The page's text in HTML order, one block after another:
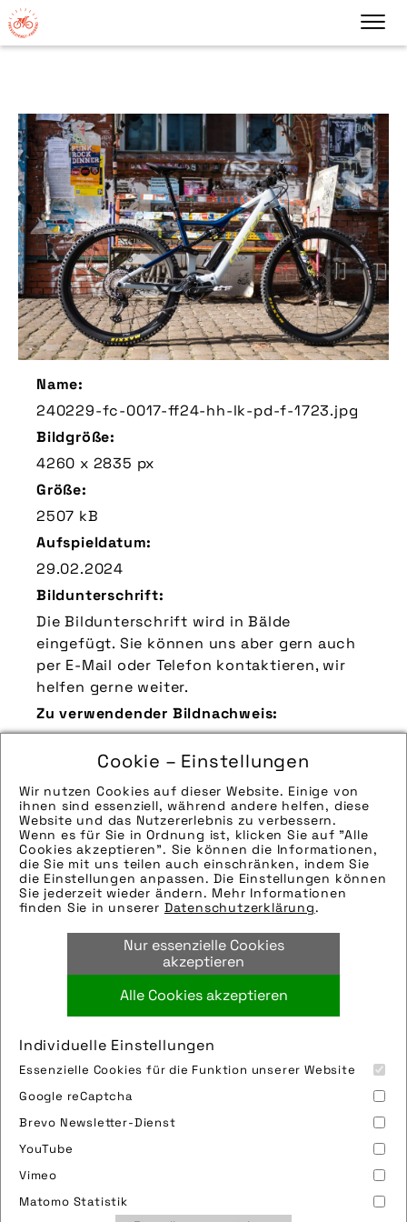
Cookie – Einstellungen
Wir nutzen Cookies auf dieser Website. Einige von
ihnen sind essenziell, während andere helfen, diese
Website und das Nutzererlebnis zu verbessern.
Wenn es für Sie in Ordnung ist, klicken Sie auf "Alle
Cookies akzeptieren". Sie können die Informationen,
die Sie mit uns teilen auch einschränken, indem Sie
die Einstellungen anpassen. Die Einstellungen können
Sie jederzeit wieder ändern. Mehr Informationen
finden Sie in unserer Datenschutzerklärung.
Nur essenzielle Cookies
akzeptieren
Alle Cookies akzeptieren
Individuelle Einstellungen
Essenzielle Cookies für die Funktion unserer Website
Google reCaptcha
Brevo Newsletter-Dienst
YouTube
Vimeo
Matomo Statistik
Name:
240229-fc-0017-ff24-hh-lk-pd-f-1723.jpg
Bildgröße:
4260 x 2835 px
Größe:
2507 kB
Aufspieldatum:
29.02.2024
Bildunterschrift:
Die Bildunterschrift wird in Bälde
eingefügt. Sie können uns aber gern auch
per E-Mail oder Telefon kontaktieren, wir
helfen gerne weiter.
Zu verwendender Bildnachweis:
Quelle/Source [´www.pd-f.de / Luka Gorjup
| Lux Fotowerk´]
Technik-Info:
Hinweise zur weiteren Recherche:
Modellname: Rise H10
Hersteller: Orbea
Tags:
e-bike, e-mountainbike,fahrradfrühling-
2024,gebäude,motor,mountainbike,orbea
orbea s coop,pedelec,stadt,urban
Bild downloaden
Nutzungsbedingungen
Datenschutz